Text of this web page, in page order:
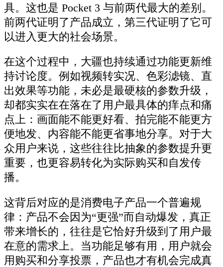
具。这也是 Pocket 3 与前两代最大的差别。
前两代证明了产品成立，第三代证明了它可
以进入更大的社会场景。
在这个过程中，大疆也持续通过功能更新维
持讨论度。例如视频转实况、色彩滤镜、直
出效果等功能，未必是最硬核的参数升级，
却都实实在在落在了用户最具体的痒点和痛
点上：画面能不能更好看、拍完能不能更方
便地发、内容能不能更省事地分享。对于大
众用户来说，这些往往比抽象的参数提升更
重要，也更容易转化为实际购买和自发传
播。
这背后对应的是消费电子产品一个普遍规
律：产品不会因为“更强”而自动爆发，真正
带来增长的，往往是它恰好升级到了用户最
在意的需求上。当功能足够有用，用户就会
用购买和分享投票，产品也才有机会完成真